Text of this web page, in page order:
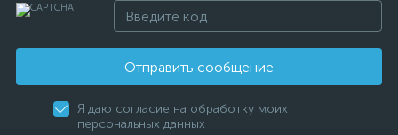
Отправить сообщение
Я даю согласие на обработку моих
персональных данных